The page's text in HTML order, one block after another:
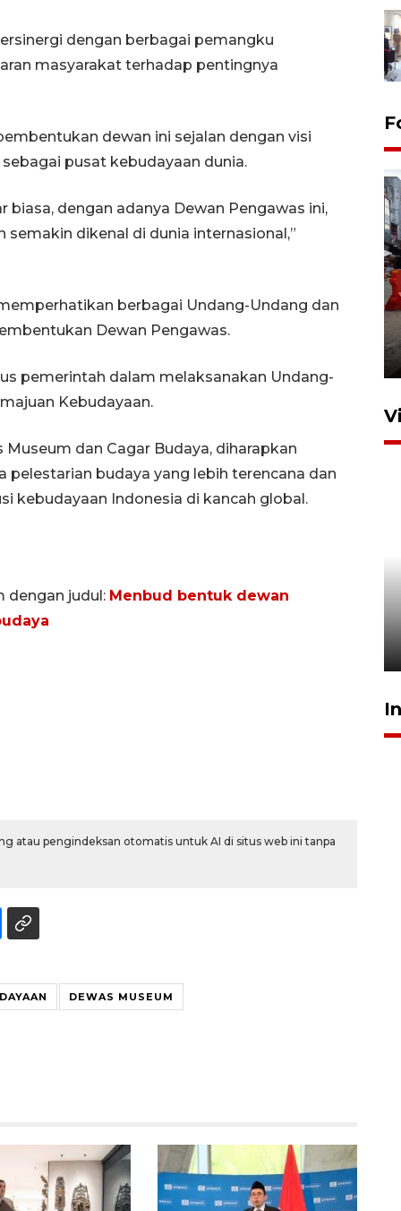
dengan berbagai pemangku
masyarakat terhadap pentingnya
dewan ini sejalan dengan visi
pusat kebudayaan dunia.
dengan adanya Dewan Pengawas ini,
dikenal di dunia internasional,”
berbagai Undang-Undang dan
Dewan Pengawas.
pemerintah dalam melaksanakan Undang-
Kebudayaan.
dan Cagar Budaya, diharapkan
budaya yang lebih terencana dan
kebudayaan Indonesia di kancah global.
dengan judul: Menbud bentuk dewan
atau pengindeksan otomatis untuk AI di situs web ini tanpa
DEWAS MUSEUM
Pelaporan SPT Tahunan di
Sumut
luncurkan program Kodam